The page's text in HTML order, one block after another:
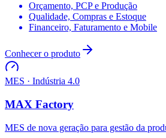
Orçamento, PCP e Produção
Qualidade, Compras e Estoque
Financeiro, Faturamento e Mobile
Conhecer o produto
MES · Indústria 4.0
MAX Factory
MES de nova geração para gestão da